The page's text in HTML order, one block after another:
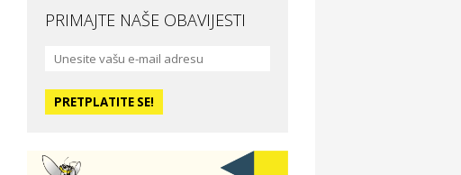
La Medusa SPA & beauty studio –
Hotel Vila Ružica Crikvenica
PRIMAJTE NAŠE OBAVIJESTI